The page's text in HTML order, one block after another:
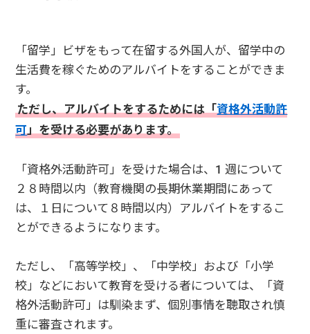
「留学」ビザをもって在留する外国人が、留学中の
生活費を稼ぐためのアルバイトをすることができま
す。
ただし、アルバイトをするためには「資格外活動許
可」を受ける必要があります。
「資格外活動許可」を受けた場合は、1 週について
２８時間以内（教育機関の長期休業期間にあって
は、１日について８時間以内）アルバイトをするこ
とができるようになります。
ただし、「高等学校」、「中学校」および「小学
校」などにおいて教育を受ける者については、「資
格外活動許可」は馴染まず、個別事情を聴取され慎
重に審査されます。